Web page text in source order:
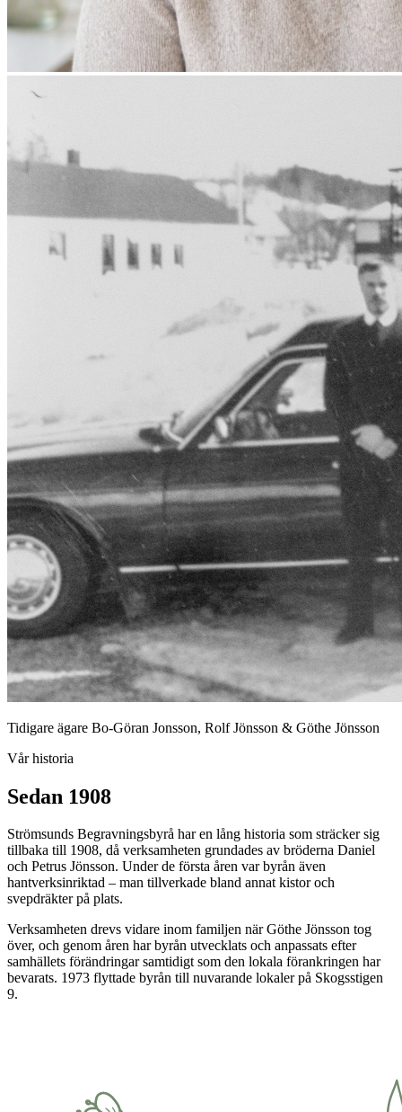
Tidigare ägare Bo-Göran Jonsson, Rolf Jönsson & Göthe Jönsson
Vår historia
Sedan 1908
Strömsunds Begravningsbyrå har en lång historia som sträcker sig
tillbaka till 1908, då verksamheten grundades av bröderna Daniel
och Petrus Jönsson. Under de första åren var byrån även
hantverksinriktad – man tillverkade bland annat kistor och
svepdräkter på plats.
Verksamheten drevs vidare inom familjen när Göthe Jönsson tog
över, och genom åren har byrån utvecklats och anpassats efter
samhällets förändringar samtidigt som den lokala förankringen har
bevarats. 1973 flyttade byrån till nuvarande lokaler på Skogsstigen
9.